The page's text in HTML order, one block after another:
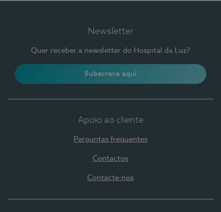
Newsletter
Quer receber a newsletter do Hospital da Luz?
Subscreva aqui
Apoio ao cliente
Perguntas frequentes
Contactos
Contacte-nos